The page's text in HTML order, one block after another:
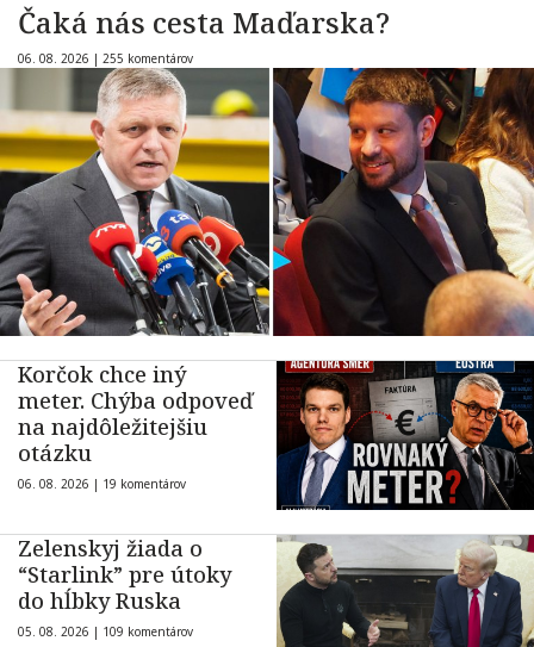
Čaká nás cesta Maďarska?
06. 08. 2026 | 255 komentárov
Korčok chce iný
meter. Chýba odpoveď
na najdôležitejšiu
otázku
06. 08. 2026 | 19 komentárov
Zelenskyj žiada o
“Starlink” pre útoky
do hĺbky Ruska
05. 08. 2026 | 109 komentárov